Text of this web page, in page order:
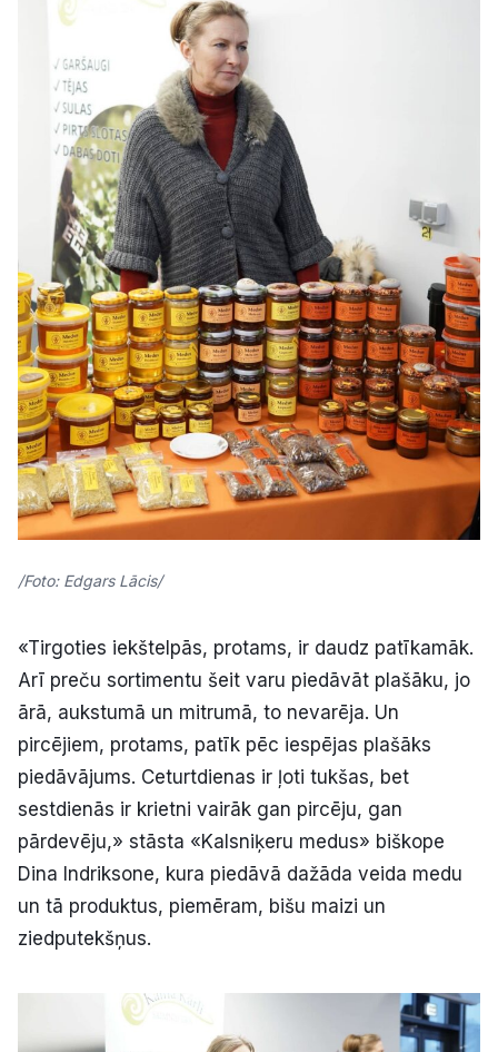
/Foto: Edgars Lācis/
«Tirgoties iekštelpās, protams, ir daudz patīkamāk.
Arī preču sortimentu šeit varu piedāvāt plašāku, jo
ārā, aukstumā un mitrumā, to nevarēja. Un
pircējiem, protams, patīk pēc iespējas plašāks
piedāvājums. Ceturtdienas ir ļoti tukšas, bet
sestdienās ir krietni vairāk gan pircēju, gan
pārdevēju,» stāsta «Kalsniķeru medus» biškope
Dina Indriksone, kura piedāvā dažāda veida medu
un tā produktus, piemēram, bišu maizi un
ziedputekšņus.